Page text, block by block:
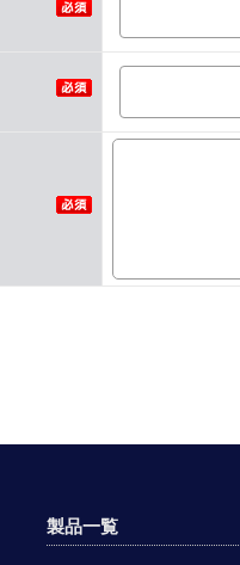
製品一覧